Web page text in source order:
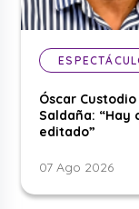
Óscar
Saldaña: “Hay
editado”
07 Ago 2026